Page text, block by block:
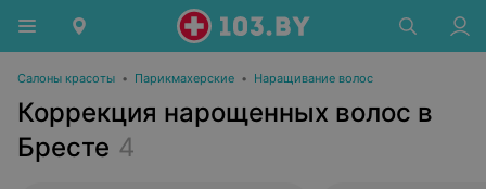
Салоны красоты • Парикмахерские • Наращивание волос
Коррекция нарощенных волос в
Бресте 4